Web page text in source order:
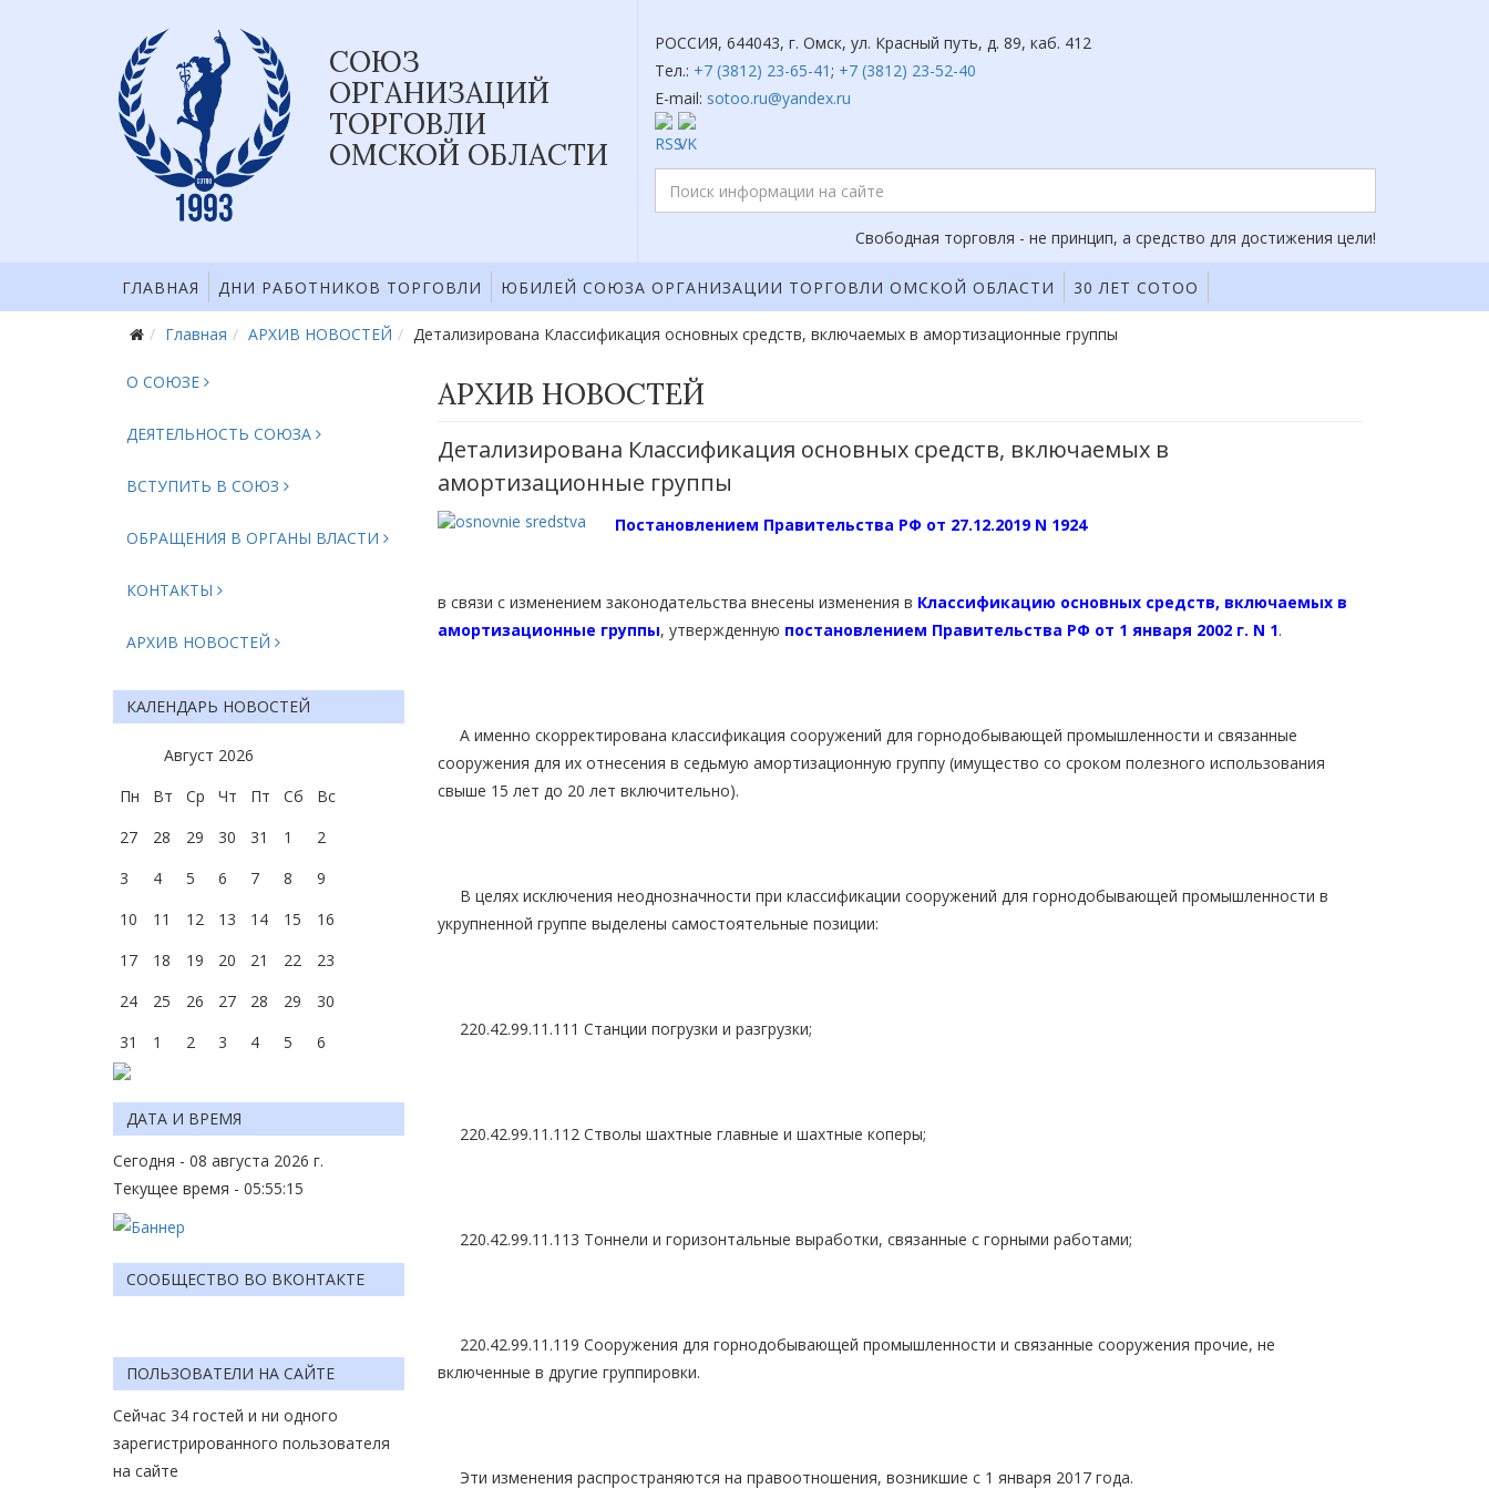
СОЮЗ
ОРГАНИЗАЦИЙ
ТОРГОВЛИ
ОМСКОЙ ОБЛАСТИ
РОССИЯ, 644043, г. Омск, ул. Красный путь, д. 89, каб. 412
Тел.: +7 (3812) 23-65-41; +7 (3812) 23-52-40
E-mail: sotoo.ru@yandex.ru
Свободная торговля - не принцип, а средство для достижения цели!
ГЛАВНАЯ ДНИ РАБОТНИКОВ ТОРГОВЛИ ЮБИЛЕЙ СОЮЗА ОРГАНИЗАЦИИ ТОРГОВЛИ ОМСКОЙ ОБЛАСТИ 30 ЛЕТ СОТОО
Главная АРХИВ НОВОСТЕЙ Детализирована Классификация основных средств, включаемых в амортизационные группы
О СОЮЗЕ
ДЕЯТЕЛЬНОСТЬ СОЮЗА
ВСТУПИТЬ В СОЮЗ
ОБРАЩЕНИЯ В ОРГАНЫ ВЛАСТИ
КОНТАКТЫ
АРХИВ НОВОСТЕЙ
КАЛЕНДАРЬ НОВОСТЕЙ
Август 2026
Пн
Вт Ср Чт Пт Сб
Вс
27
28 29 30 31 1
2
3
4 5 6 7 8
9
10
11 12 13 14 15
16
17
18 19 20 21 22
23
24
25 26 27 28 29
30
31
1 2 3 4 5 6
ДАТА И ВРЕМЯ
Сегодня - 08 августа 2026 г.
Текущее время - 05:55:15
СООБЩЕСТВО ВО ВКОНТАКТЕ
ПОЛЬЗОВАТЕЛИ НА САЙТЕ
Сейчас 34 гостей и ни одного
зарегистрированного пользователя
на сайте
АРХИВ НОВОСТЕЙ
Детализирована Классификация основных средств, включаемых в
амортизационные группы
Постановлением Правительства РФ от 27.12.2019 N 1924
в связи с изменением законодательства внесены изменения в Классификацию основных средств, включаемых в
амортизационные группы, утвержденную постановлением Правительства РФ от 1 января 2002 г. N 1.
А именно скорректирована классификация сооружений для горнодобывающей промышленности и связанные
сооружения для их отнесения в седьмую амортизационную группу (имущество со сроком полезного использования
свыше 15 лет до 20 лет включительно).
В целях исключения неоднозначности при классификации сооружений для горнодобывающей промышленности в
укрупненной группе выделены самостоятельные позиции:
220.42.99.11.111 Станции погрузки и разгрузки;
220.42.99.11.112 Стволы шахтные главные и шахтные коперы;
220.42.99.11.113 Тоннели и горизонтальные выработки, связанные с горными работами;
220.42.99.11.119 Сооружения для горнодобывающей промышленности и связанные сооружения прочие, не
включенные в другие группировки.
Эти изменения распространяются на правоотношения, возникшие с 1 января 2017 года.